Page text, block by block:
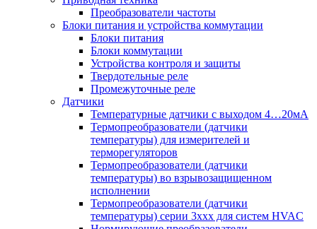
Преобразователи частоты
Блоки питания и устройства коммутации
Блоки питания
Блоки коммутации
Устройства контроля и защиты
Твердотельные реле
Промежуточные реле
Датчики
Температурные датчики с выходом 4…20мА
Термопреобразователи (датчики
температуры) для измерителей и
терморегуляторов
Термопреобразователи (датчики
температуры) во взрывозащищенном
исполнении
Термопреобразователи (датчики
температуры) серии 3ххх для систем HVAC